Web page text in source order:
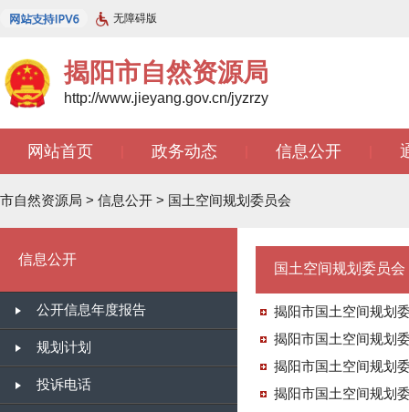
无障碍版
揭阳市自然资源局
http://www.jieyang.gov.cn/jyzrzy
网站首页 政务动态 信息公开
知识库 | 开放广东 | 智能问答
市自然资源局 > 信息公开 > 国土空间规划委员会
信息公开
公开信息年度报告
规划计划
投诉电话
国土空间规划委员会
揭阳市国土空间规划
揭阳市国土空间规划
揭阳市国土空间规划
揭阳市国土空间规划